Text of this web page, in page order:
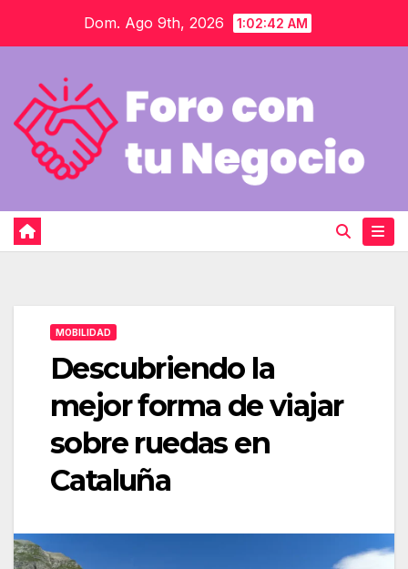
Dom. Ago 9th, 2026 1:02:43 AM
MOBILIDAD
Descubriendo la
mejor forma de viajar
sobre ruedas en
Cataluña